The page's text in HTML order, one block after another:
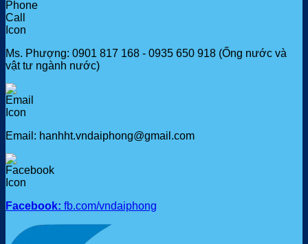
Ms. Phượng: 0901 817 168 - 0935 650 918 (Ống nước và
vật tư ngành nước)
Email: hanhht.vndaiphong@gmail.com
Facebook: fb.com/vndaiphong